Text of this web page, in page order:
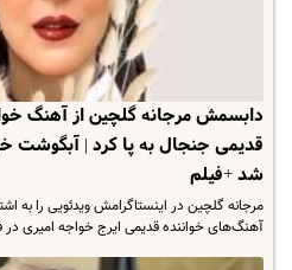
دابسمش مرجانه گلچین از آهنگ
قدیمی جنجال به پا کرد | آبگوشت
شد +فیلم
مرجانه گلچین در اینستاگرامش ویدئویی را به
آهنگ‌های خواننده قدیمی ایرج خواجه امیری در